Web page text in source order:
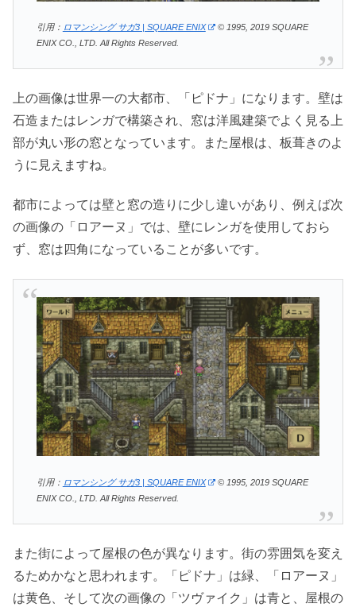
引用： ロマンシング サガ3 | SQUARE ENIX
© 1995, 2019 SQUARE
ENIX CO., LTD. All Rights Reserved.
上の画像は世界一の大都市、「ピドナ」になります。壁は
石造またはレンガで構築され、窓は洋風建築でよく見る上
部が丸い形の窓となっています。また屋根は、板葺きのよ
うに見えますね。
都市によっては壁と窓の造りに少し違いがあり、例えば次
の画像の「ロアーヌ」では、壁にレンガを使用しておら
ず、窓は四角になっていることが多いです。
引用： ロマンシング サガ3 | SQUARE ENIX
© 1995, 2019 SQUARE
ENIX CO., LTD. All Rights Reserved.
また街によって屋根の色が異なります。街の雰囲気を変え
るためかなと思われます。「ピドナ」は緑、「ロアーヌ」
は黄色、そして次の画像の「ツヴァイク」は青と、屋根の